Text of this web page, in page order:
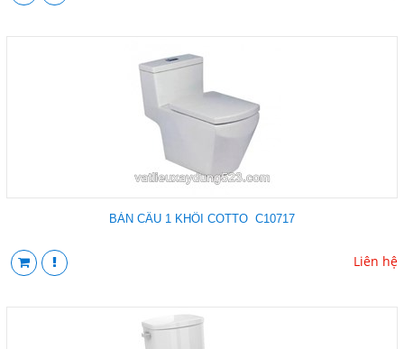
BÀN CẦU 1 KHỐI COTTO C10717
Liên hệ